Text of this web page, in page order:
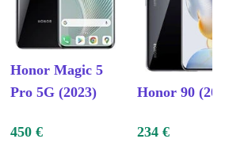
Honor Magic 5
Pro 5G (2023)
Honor 90
450 € 234 €